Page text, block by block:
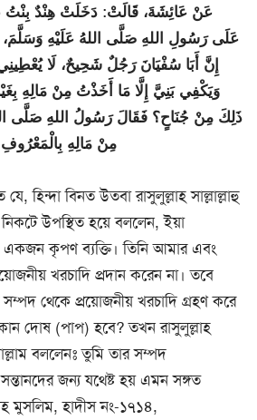
عَنْ عَائِشَةَ، قَالَتْ: دَخَلَتْ هِنْدٌ بِنْتُ
عَلَى رَسُولِ اللهِ صَلَّى اللهُ عَلَيْهِ وَسَلَّمَ،
إِنَّ أَبَا سُفْيَانَ رَجُلٌ شَحِيحٌ، لَا
وَيَكْفِي بَنِيَّ إِلَّا مَا أَخَذْتُ مِنْ مَالِهِ
ذَلِكَ مِنْ جُنَاحٍ؟ فَقَالَ رَسُولُ اللهِ صَلَّى
مِنْ مَالِهِ
হিন্দা বিনত উতবা রাসুলুল্লাহ সাল্লাল্লাহু
উপস্থিত হয়ে বললেন, ইয়া
একজন কৃপণ ব্যক্তি। তিনি আমার এবং
খরচাদি প্রদান করেন না। তবে
থেকে প্রয়োজনীয় খরচাদি গ্রহণ করে
দোষ (পাপ) হবে? তখন রাসুলুল্লাহ
বললেনঃ তুমি তার সম্পদ
জন্য যথেষ্ট হয় এমন সঙ্গত
মুসলিম, হাদীস নং-১৭১৪,